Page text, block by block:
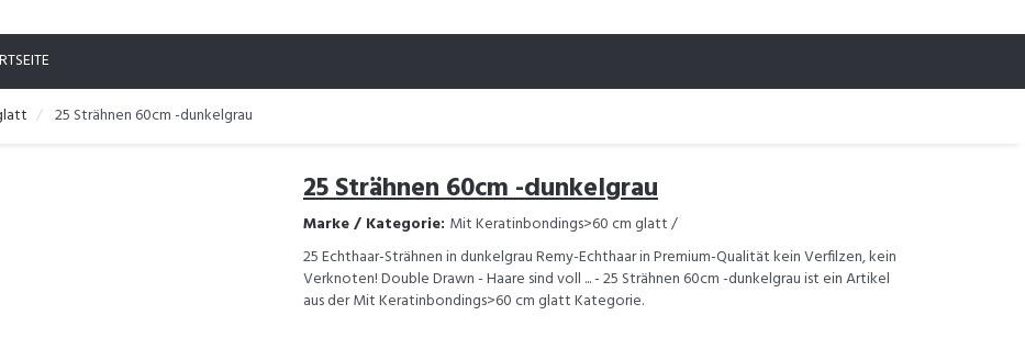
25 Strähnen 60cm -dunkelgrau
25 Strähnen 60cm -dunkelgrau
Marke / Kategorie: Mit Keratinbondings>60 cm glatt /
25 Echthaar-Strähnen in dunkelgrau Remy-Echthaar in Premium-Qualität kein Verfilzen, kein
Verknoten! Double Drawn - Haare sind voll ... - 25 Strähnen 60cm -dunkelgrau ist ein Artikel
aus der Mit Keratinbondings>60 cm glatt Kategorie.